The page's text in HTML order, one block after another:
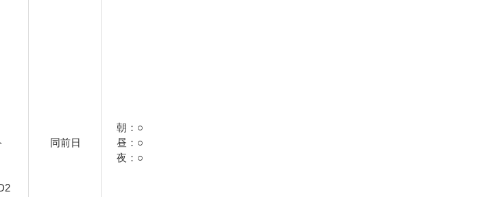
同前日
朝：○
昼：○
夜：○